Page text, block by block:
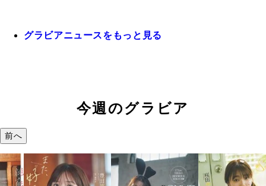
グラビアニュースをもっと見る
今週のグラビア
前へ